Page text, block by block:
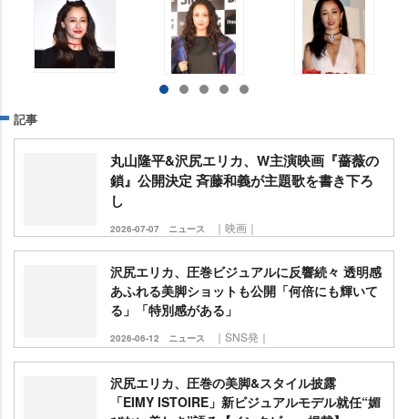
記事
丸山隆平&沢尻エリカ、W主演映画『薔薇の
鎖』公開決定 斉藤和義が主題歌を書き下ろ
し
2026-07-07 ニュース ｜映画｜
沢尻エリカ、圧巻ビジュアルに反響続々 透明感
あふれる美脚ショットも公開「何倍にも輝いて
る」「特別感がある」
2026-06-12 ニュース ｜SNS発｜
沢尻エリカ、圧巻の美脚&スタイル披露
「EIMY ISTOIRE」新ビジュアルモデル就任“媚